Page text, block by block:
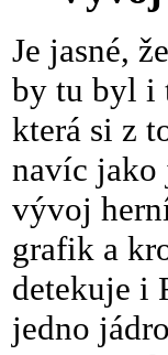
Je jasné,
by tu byl i
která si z
navíc jako
vývoj
grafik a
detekuje i
jedno